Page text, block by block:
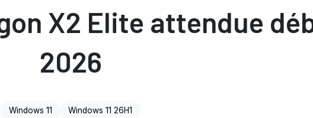
X2 Elite attendue
2026
Windows 11 Windows 11 26H1